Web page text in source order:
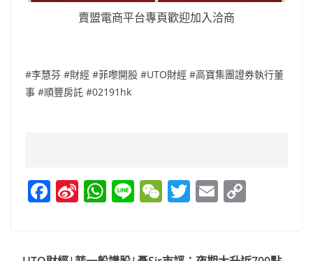
賣盟電商平台專頁歡迎加入洽商
#李慧芬 #財經 #菲嚟開股 #UTO財經 #高寶集團證券執行董
事 #順豐房託 #02191hk
F Si W Li W T E